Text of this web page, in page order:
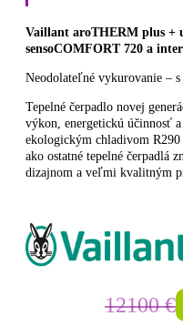
Vaillant aroTHERM plus +
sensoCOMFORT 720 a
Neodolateľné vykurovanie –
Tepelné čerpadlo novej
výkon, energetickú účinnosť
ekologickým chladivom
ako ostatné tepelné čerpadlá
dizajnom a veľmi kvalitným
12100€